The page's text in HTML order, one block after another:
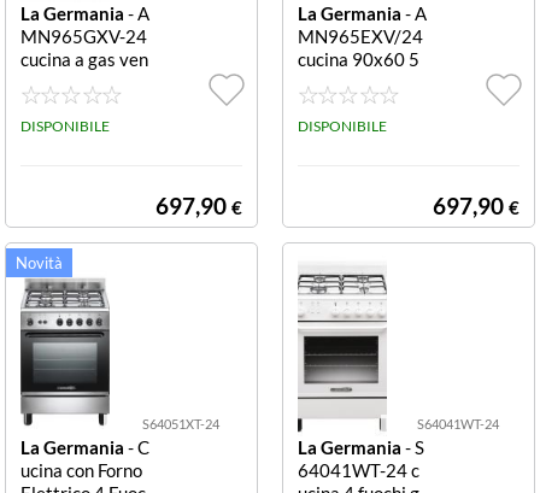
La Germania - A
MN965GXV-24
cucina a gas ven
tilata 115 L 5 fu
ochi classe A+ C
UCINA 90X60C
DISPONIBILE
697,90 €
La Germania - A
MN965EXV/24
cucina 90x60 5
fuochi Inox CUC
INA 90X60CM
5F/GAS F.EL.M
DISPONIBILE
697,90 €
S64051XT-24
La Germania - C
ucina con Forno
S64041WT-24
La Germania - S
64041WT-24 c